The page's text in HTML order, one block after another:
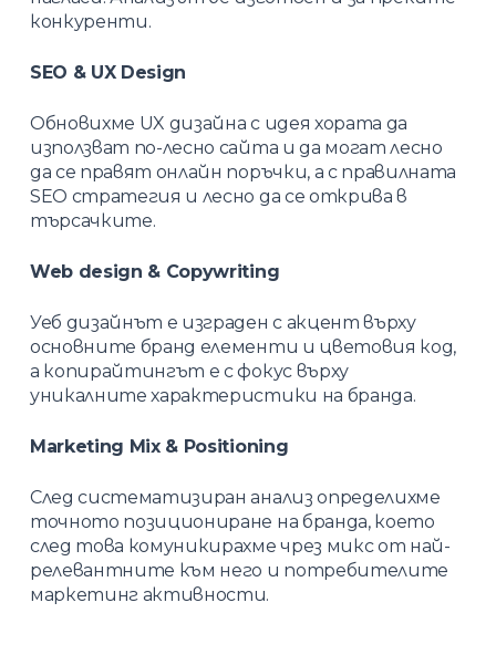
конкуренти.
SEO & UX Design
Обновихме UX дизайна с идея хората да
използват по-лесно сайта и да могат лесно
да се правят онлайн поръчки, а с правилната
SEO стратегия и лесно да се открива в
търсачките.
Web design & Copywriting
Уеб дизайнът е изграден с акцент върху
основните бранд елементи и цветовия код,
а копирайтингът е с фокус върху
уникалните характеристики на бранда.
Marketing Mix & Positioning
След систематизиран анализ определихме
точното позициониране на бранда, което
след това комуникирахме чрез микс от най-
релевантните към него и потребителите
маркетинг активности.